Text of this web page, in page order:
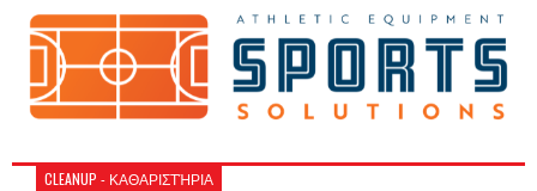
CLEANUP - ΚΑΘΑΡΙΣΤΉΡΙΑ